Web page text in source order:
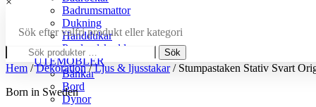
Badrumsmattor
Dukning
Handdukar
Prydnadskuddar
UTEMÖBLER
Bänkar
Bord
Dynor
Sök efter valfri produkt eller kategori
Sök
efter:
Sök
Hem /Dekoration/Ljus & ljusstakar/ Stumpastaken Stativ Svart
Born in Sweden